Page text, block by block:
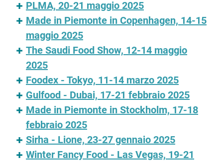
PLMA, 20-21 maggio 2025
Made in Piemonte in Copenhagen, 14-15
maggio 2025
The Saudi Food Show, 12-14 maggio
2025
Foodex - Tokyo, 11-14 marzo 2025
Gulfood - Dubai, 17-21 febbraio 2025
Made in Piemonte in Stockholm, 17-18
febbraio 2025
Sirha - Lione, 23-27 gennaio 2025
Winter Fancy Food - Las Vegas, 19-21